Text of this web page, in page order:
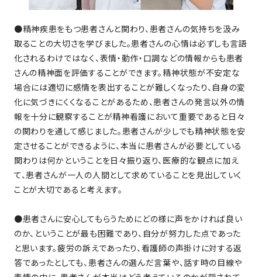
●精神疾患をもつ患者さんと関わり、患者さんの気持ちを汲み
取ることの大切さを学びました。患者さんの心情は必ずしも言語
化されるわけではなく、表情・動作・口調などの情報からも患者
さんの精神面を評価することができます。精神状態が不安定な
場合には適切に感情を表出することが難しくなったり、自身の変
化に気づきにくくなることがあるため、患者さんの発言以外の情
報を十分に観察することが精神看護において重要であると日々
の関わりを通して感じました。患者さんが少しでも精神状態を安
定させることができるように、本当に患者さんが必要としている
関わりは何かということを日々振り返り、医療的な観点に加え
て、患者さんが一人の人間として求めていることを見出していく
ことが大切であると考えます。
●患者さんに安心してもらうためにどの様に声をかければ良い
のか、ということが最も困難であり、自分が努力した点であった
と思います。疲労の訴えであったり、看護師の声掛けに対する返
答であったとしても、患者さんの選んだ言葉や、話す時の目線や